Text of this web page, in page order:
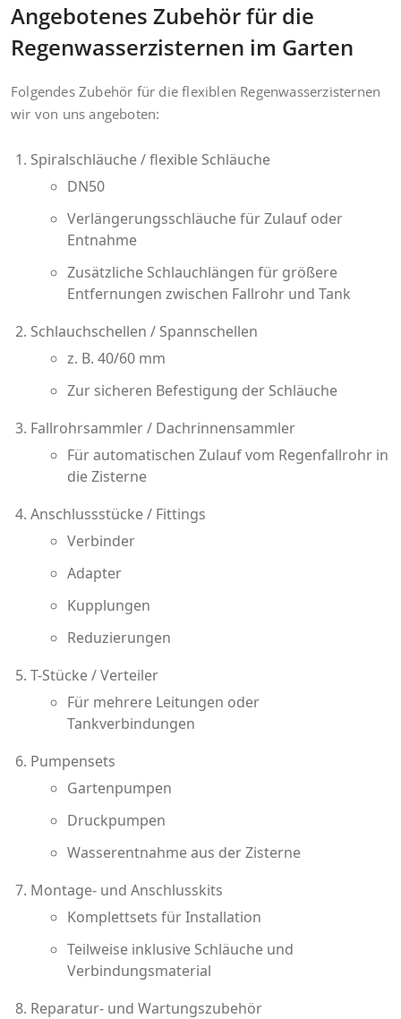
Angebotenes Zubehör für die
Regenwasserzisternen im Garten
Folgendes Zubehör für die flexiblen Regenwasserzisternen
wir von uns angeboten:
Spiralschläuche / flexible Schläuche
DN50
Verlängerungsschläuche für Zulauf oder
Entnahme
Zusätzliche Schlauchlängen für größere
Entfernungen zwischen Fallrohr und Tank
Schlauchschellen / Spannschellen
z. B. 40/60 mm
Zur sicheren Befestigung der Schläuche
Fallrohrsammler / Dachrinnensammler
Für automatischen Zulauf vom Regenfallrohr in
die Zisterne
Anschlussstücke / Fittings
Verbinder
Adapter
Kupplungen
Reduzierungen
T-Stücke / Verteiler
Für mehrere Leitungen oder
Tankverbindungen
Pumpensets
Gartenpumpen
Druckpumpen
Wasserentnahme aus der Zisterne
Montage- und Anschlusskits
Komplettsets für Installation
Teilweise inklusive Schläuche und
Verbindungsmaterial
Reparatur- und Wartungszubehör